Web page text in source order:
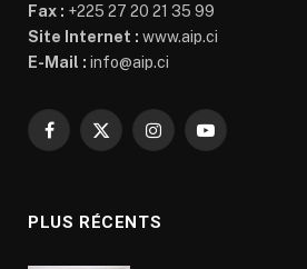
Fax : +225 27 20 21 35 99
Site Internet : www.aip.ci
E-Mail : info@aip.ci
Facebook
X
InstagramYouTube
PLUS RÉCENTS